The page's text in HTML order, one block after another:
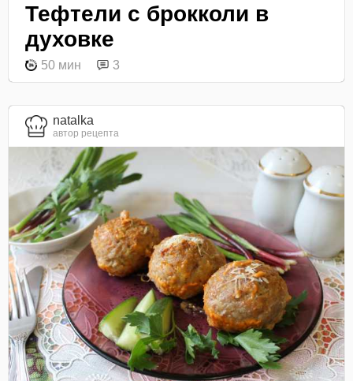
Тефтели с брокколи в
духовке
50 мин 3
natalka
автор рецепта